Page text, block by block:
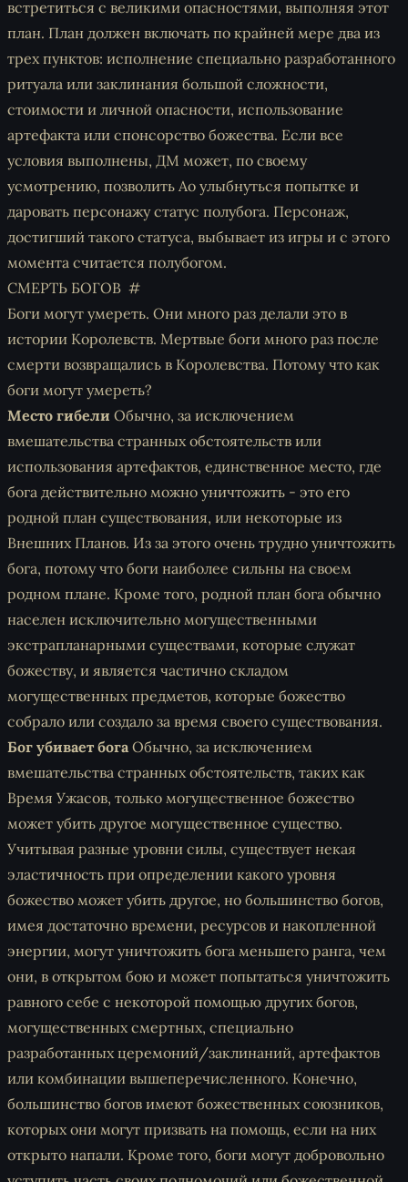
встретиться с великими опасностями, выполняя этот
план. План должен включать по крайней мере два из
трех пунктов: исполнение специально разработанного
ритуала или заклинания большой сложности,
стоимости и личной опасности, использование
артефакта или спонсорство божества. Если все
условия выполнены, ДМ может, по своему
усмотрению, позволить Ао улыбнуться попытке и
даровать персонажу статус полубога. Персонаж,
достигший такого статуса, выбывает из игры и с этого
момента считается полубогом.
СМЕРТЬ БОГОВ
Боги могут умереть. Они много раз делали это в
истории Королевств. Мертвые боги много раз после
смерти возвращались в Королевства. Потому что как
боги могут умереть?
Место гибели Обычно, за исключением
вмешательства странных обстоятельств или
использования артефактов, единственное место, где
бога действительно можно уничтожить - это его
родной план существования, или некоторые из
Внешних Планов. Из за этого очень трудно уничтожить
бога, потому что боги наиболее сильны на своем
родном плане. Кроме того, родной план бога обычно
населен исключительно могущественными
экстрапланарными существами, которые служат
божеству, и является частично складом
могущественных предметов, которые божество
собрало или создало за время своего существования.
Бог убивает бога Обычно, за исключением
вмешательства странных обстоятельств, таких как
Время Ужасов, только могущественное божество
может убить другое могущественное существо.
Учитывая разные уровни силы, существует некая
эластичность при определении какого уровня
божество может убить другое, но большинство богов,
имея достаточно времени, ресурсов и накопленной
энергии, могут уничтожить бога меньшего ранга, чем
они, в открытом бою и может попытаться уничтожить
равного себе с некоторой помощью других богов,
могущественных смертных, специально
разработанных церемоний/заклинаний, артефактов
или комбинации вышеперечисленного. Конечно,
большинство богов имеют божественных союзников,
которых они могут призвать на помощь, если на них
открыто напали. Кроме того, боги могут добровольно